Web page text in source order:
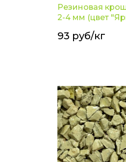
Резиновая
2-4 мм (цвет
93 руб/кг